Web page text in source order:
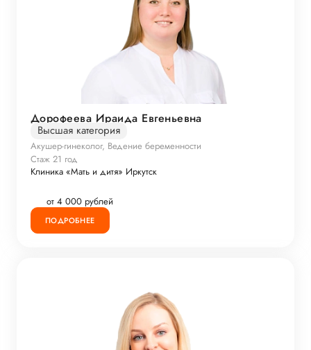
Дорофеева Ираида Евгеньевна
Высшая категория
Акушер-гинеколог, Ведение беременности
Стаж 21 год
Клиника «Мать и дитя» Иркутск
от 4 000 рублей
ПОДРОБНЕЕ